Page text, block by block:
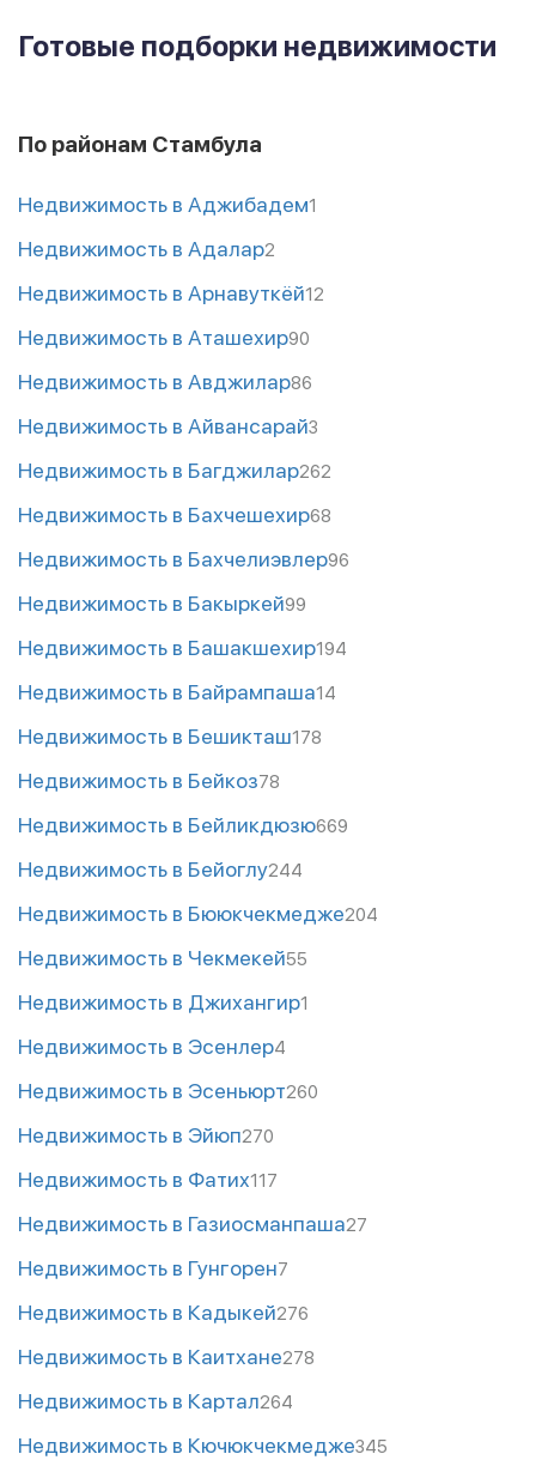
Готовые подборки недвижимости
По районам Стамбула
Недвижимость в Аджибадем1
Недвижимость в Адалар2
Недвижимость в Арнавуткёй12
Недвижимость в Аташехир90
Недвижимость в Авджилар86
Недвижимость в Айвансарай3
Недвижимость в Багджилар262
Недвижимость в Бахчешехир68
Недвижимость в Бахчелиэвлер96
Недвижимость в Бакыркей99
Недвижимость в Башакшехир194
Недвижимость в Байрампаша14
Недвижимость в Бешикташ178
Недвижимость в Бейкоз78
Недвижимость в Бейликдюзю669
Недвижимость в Бейоглу244
Недвижимость в Бююкчекмедже204
Недвижимость в Чекмекей55
Недвижимость в Джихангир1
Недвижимость в Эсенлер4
Недвижимость в Эсеньюрт260
Недвижимость в Эйюп270
Недвижимость в Фатих117
Недвижимость в Газиосманпаша27
Недвижимость в Гунгорен7
Недвижимость в Кадыкей276
Недвижимость в Каитхане278
Недвижимость в Картал264
Недвижимость в Кючюкчекмедже345